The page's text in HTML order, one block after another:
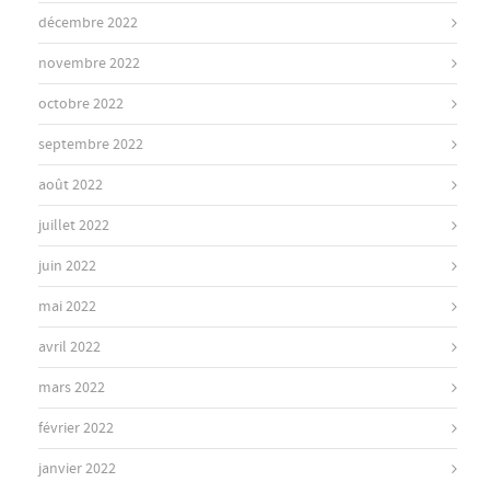
décembre 2022
novembre 2022
octobre 2022
septembre 2022
août 2022
juillet 2022
juin 2022
mai 2022
avril 2022
mars 2022
février 2022
janvier 2022